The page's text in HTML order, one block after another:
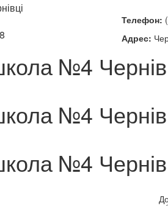
Телефон:
Адрес:
№4
№4
№4